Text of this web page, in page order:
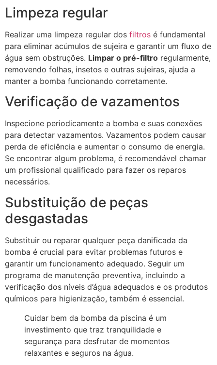
Limpeza regular
Realizar uma limpeza regular dos filtros é fundamental
para eliminar acúmulos de sujeira e garantir um fluxo de
água sem obstruções. Limpar o pré-filtro regularmente,
removendo folhas, insetos e outras sujeiras, ajuda a
manter a bomba funcionando corretamente.
Verificação de vazamentos
Inspecione periodicamente a bomba e suas conexões
para detectar vazamentos. Vazamentos podem causar
perda de eficiência e aumentar o consumo de energia.
Se encontrar algum problema, é recomendável chamar
um profissional qualificado para fazer os reparos
necessários.
Substituição de peças
desgastadas
Substituir ou reparar qualquer peça danificada da
bomba é crucial para evitar problemas futuros e
garantir um funcionamento adequado. Seguir um
programa de manutenção preventiva, incluindo a
verificação dos níveis d’água adequados e os produtos
químicos para higienização, também é essencial.
Cuidar bem da bomba da piscina é um
investimento que traz tranquilidade e
segurança para desfrutar de momentos
relaxantes e seguros na água.